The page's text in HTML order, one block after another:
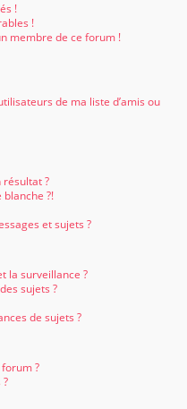
!
!
membre de ce forum !
de ma liste d’amis ou
résultat ?
?!
et sujets ?
la surveillance ?
sujets ?
de sujets ?
?